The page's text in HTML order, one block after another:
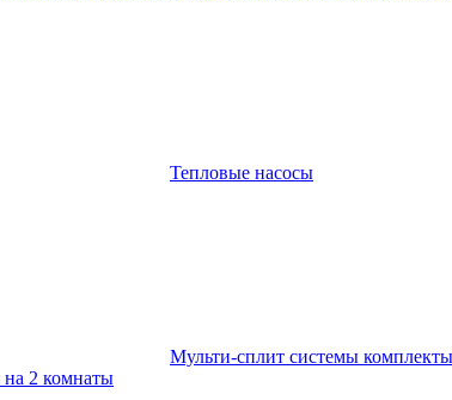
Тепловые насосы
Мульти-сплит системы комплекты
2 комнаты